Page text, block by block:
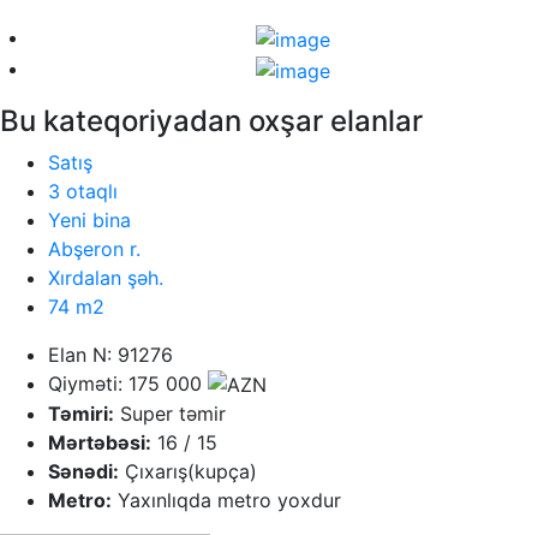
Bu kateqoriyadan oxşar elanlar
Satış
3 otaqlı
Yeni bina
Abşeron r.
Xırdalan şəh.
74 m2
Elan N: 91276
Qiyməti: 175 000
Təmiri: Super təmir
Mərtəbəsi: 16 / 15
Sənədi: Çıxarış(kupça)
Metro: Yaxınlıqda metro yoxdur